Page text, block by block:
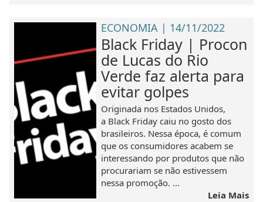
ECONOMIA | 14/11/2022
Black Friday | Procon
de Lucas do Rio
Verde faz alerta para
evitar golpes
Originada nos Estados Unidos,
a Black Friday caiu no gosto dos
brasileiros. Nessa época, é comum
que os consumidores acabem se
interessando por produtos que não
procurariam se não estivessem
nessa promoção. ...
Leia Mais